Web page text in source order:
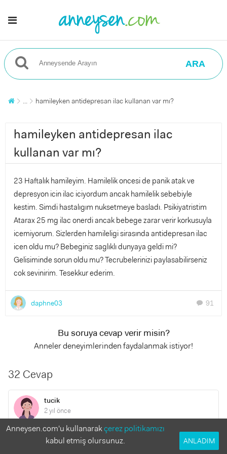
ARA
... hamileyken antidepresan ilac kullanan var mı?
hamileyken antidepresan ilac
kullanan var mı?
23 Haftalık hamileyim. Hamilelik oncesi de panik atak ve
depresyon icin ilac iciyordum ancak hamilelik sebebiyle
kestim. Simdi hastalıgım nuksetmeye basladı. Psikiyatristim
Atarax 25 mg ilac onerdi ancak bebege zarar verir korkusuyla
icemiyorum. Sizlerden hamileligi sirasında antidepresan ilac
icen oldu mu? Bebeginiz saglıklı dunyaya geldi mi?
Gelisiminde sorun oldu mu? Tecrubelerinizi paylasabilirseniz
cok sevinirim. Tesekkur ederim.
daphne03 chat 91
Bu soruya cevap verir misin?
Anneler deneyimlerinden faydalanmak istiyor!
32 Cevap
tucik
2 yıl önce
Herkese merhaba. Hamileyken antidepresan kullanımını
Anneysen.com'u kullanarakçerez politikamızı
kabul etmiş olursunuz.
ANLADIM